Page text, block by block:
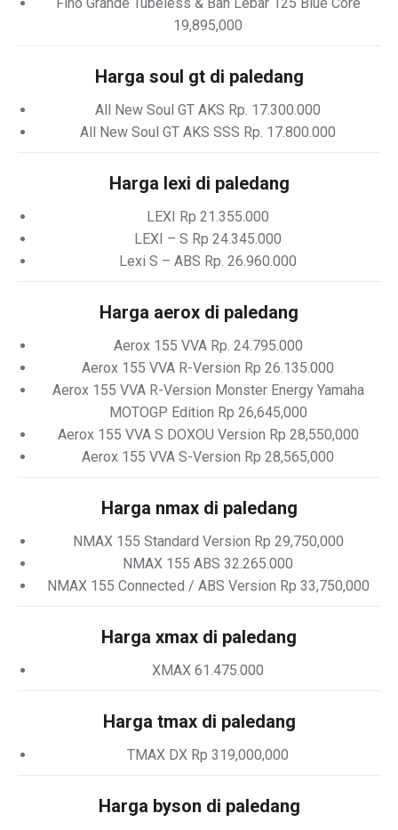
19,895,000
Harga soul gt di paledang
All New Soul GT AKS Rp. 17.300.000
All New Soul GT AKS SSS Rp. 17.800.000
Harga lexi di paledang
LEXI Rp 21.355.000
LEXI – S Rp 24.345.000
Lexi S – ABS Rp. 26.960.000
Harga aerox di paledang
Aerox 155 VVA Rp. 24.795.000
Aerox 155 VVA R-Version Rp 26.135.000
Aerox 155 VVA R-Version Monster Energy Yamaha
MOTOGP Edition Rp 26,645,000
Aerox 155 VVA S DOXOU Version Rp 28,550,000
Aerox 155 VVA S-Version Rp 28,565,000
Harga nmax di paledang
NMAX 155 Standard Version Rp 29,750,000
NMAX 155 ABS 32.265.000
NMAX 155 Connected / ABS Version Rp 33,750,000
Harga xmax di paledang
XMAX 61.475.000
Harga tmax di paledang
TMAX DX Rp 319,000,000
Harga byson di paledang